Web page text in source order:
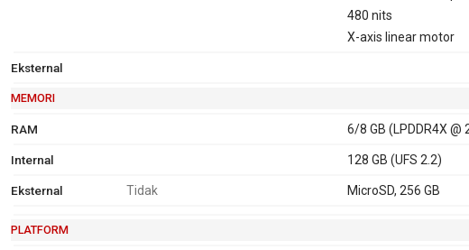
480 nits
X-axis linear motor
Eksternal
MEMORI
RAM 6/8 GB (LPDDR4X @
Internal 128 GB (UFS 2.2)
Eksternal Tidak MicroSD, 256 GB
PLATFORM